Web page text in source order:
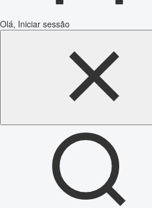
Olá, Iniciar sessão